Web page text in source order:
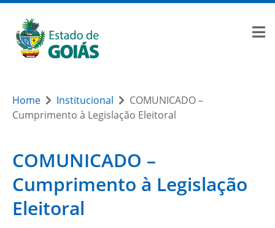
Home Institucional
COMUNICADO –
Cumprimento à Legislação Eleitoral
COMUNICADO –
Cumprimento à Legislação
Eleitoral